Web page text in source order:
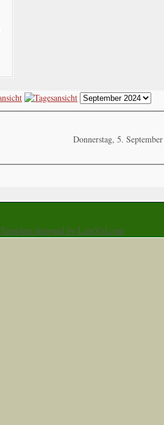
Donnerstag, 5.
Template designed by LernVid.com